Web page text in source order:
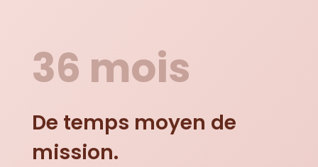
36 mois
De temps moyen de
mission.